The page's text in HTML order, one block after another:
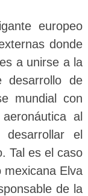
europeo
donde
a unirse a la
desarrollo de
mundial con
al
el
Tal es el caso
mexicana Elva
de la